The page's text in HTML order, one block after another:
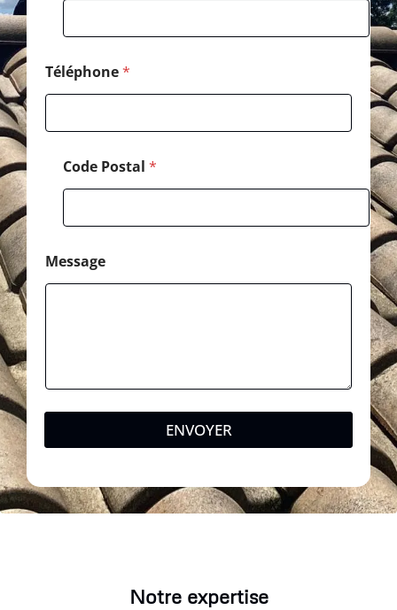
g
Téléphone*
Code Postal *
Message
ENVOYER
Notre expertise